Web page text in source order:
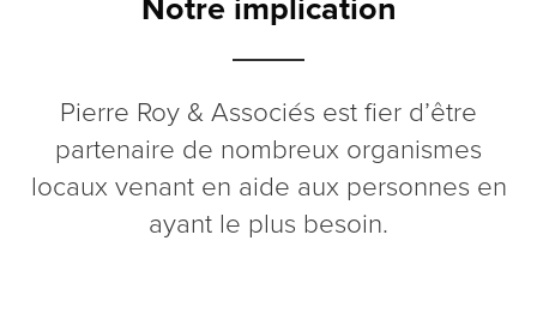
Notre implication
Pierre Roy & Associés est fier d’être
partenaire de nombreux organismes
locaux venant en aide aux personnes en
ayant le plus besoin.